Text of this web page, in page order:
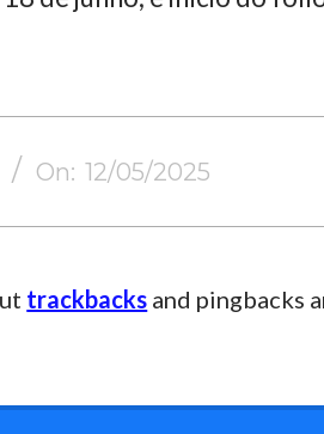
On: 12/05/2025
trackbacks and pingbacks